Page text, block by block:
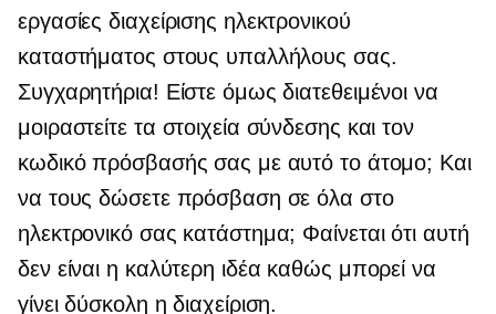
εργασίες διαχείρισης ηλεκτρονικού
καταστήματος στους υπαλλήλους σας.
Συγχαρητήρια! Είστε όμως διατεθειμένοι να
μοιραστείτε τα στοιχεία σύνδεσης και τον
κωδικό πρόσβασής σας με αυτό το άτομο; Και
να τους δώσετε πρόσβαση σε όλα στο
ηλεκτρονικό σας κατάστημα; Φαίνεται ότι αυτή
δεν είναι η καλύτερη ιδέα καθώς μπορεί να
γίνει δύσκολη η διαχείριση.